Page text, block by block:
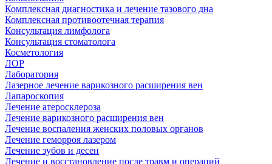
Комплексная диагностика и лечение тазового дна
Комплексная противоотечная терапия
Консультация лимфолога
Консультация стоматолога
Косметология
ЛОР
Лаборатория
Лазерное лечение варикозного расширения вен
Лапароскопия
Лечение атеросклероза
Лечение варикозного расширения вен
Лечение воспаления женских половых органов
Лечение геморроя лазером
Лечение зубов и десен
Лечение и восстановление после травм и операций